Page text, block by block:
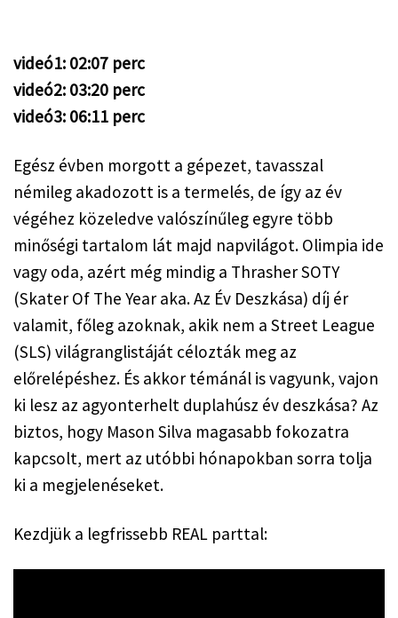
videó1: 02:07 perc
videó2: 03:20 perc
videó3: 06:11 perc
Egész évben morgott a gépezet, tavasszal
némileg akadozott is a termelés, de így az év
végéhez közeledve valószínűleg egyre több
minőségi tartalom lát majd napvilágot. Olimpia ide
vagy oda, azért még mindig a Thrasher SOTY
(Skater Of The Year aka. Az Év Deszkása) díj ér
valamit, főleg azoknak, akik nem a Street League
(SLS) világranglistáját célozták meg az
előrelépéshez. És akkor témánál is vagyunk, vajon
ki lesz az agyonterhelt duplahúsz év deszkása? Az
biztos, hogy Mason Silva magasabb fokozatra
kapcsolt, mert az utóbbi hónapokban sorra tolja
ki a megjelenéseket.
Kezdjük a legfrissebb REAL parttal: